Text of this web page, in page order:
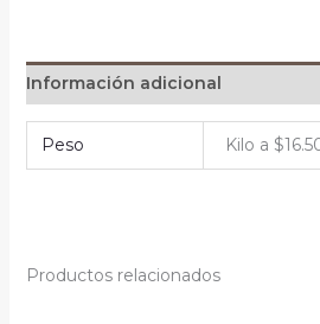
Información adicional
Peso Kilo a
Productos relacionados